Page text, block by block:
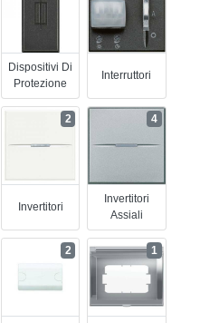
Dispositivi Di
Protezione
Interruttori
Invertitori
2
Invertitori
Assiali
4
2 1